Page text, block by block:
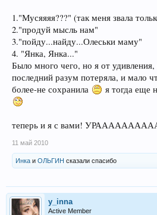
1."Мусяяяя???" (так меня звала
2."продуй мысль нам"
3."пойду...найду...Олеськи маму"
4. "Янка, Янка..."
Было много чего, но я от
последний разум потеряла, и мало
более-не сохранила
я тогда еще
теперь и я с вами!
11 май 2010
Инка и ОЛЬГИН сказали спасибо
y_inna
Active Member